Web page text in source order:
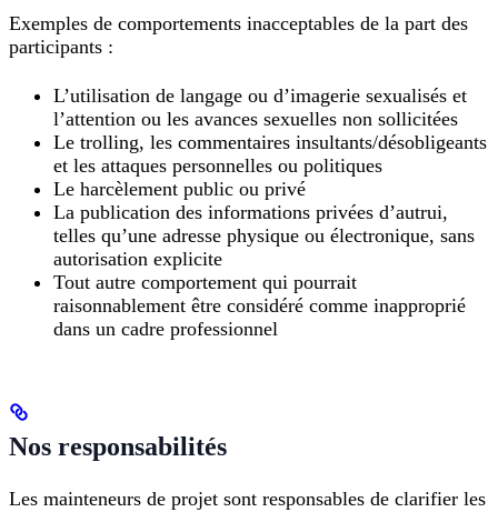
Exemples de comportements inacceptables de la part des
participants :
L’utilisation de langage ou d’imagerie sexualisés et
l’attention ou les avances sexuelles non sollicitées
Le trolling, les commentaires insultants/désobligeants
et les attaques personnelles ou politiques
Le harcèlement public ou privé
La publication des informations privées d’autrui,
telles qu’une adresse physique ou électronique, sans
autorisation explicite
Tout autre comportement qui pourrait
raisonnablement être considéré comme inapproprié
dans un cadre professionnel
Nos responsabilités
Les mainteneurs de projet sont responsables de clarifier les